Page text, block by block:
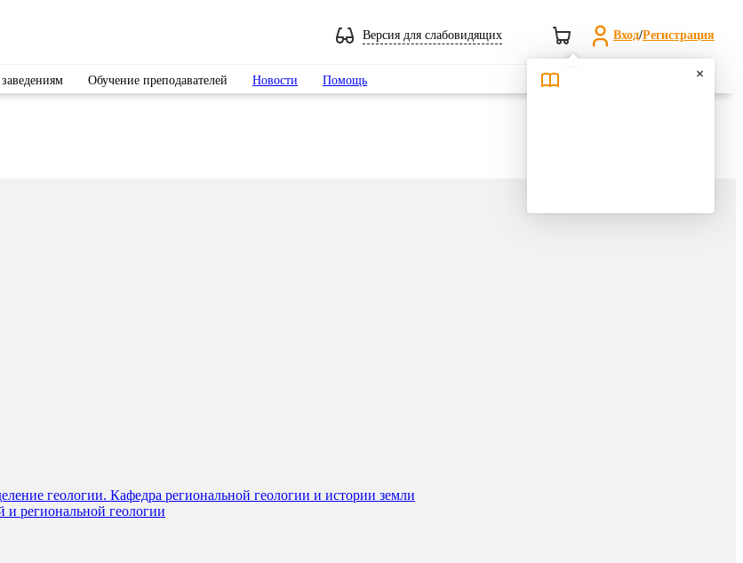
Версия для слабовидящих Вход/Регистрация
Обучение преподавателей Новости Помощь Поиск
геологии. Кафедра региональной геологии и истории земли
и региональной геологии